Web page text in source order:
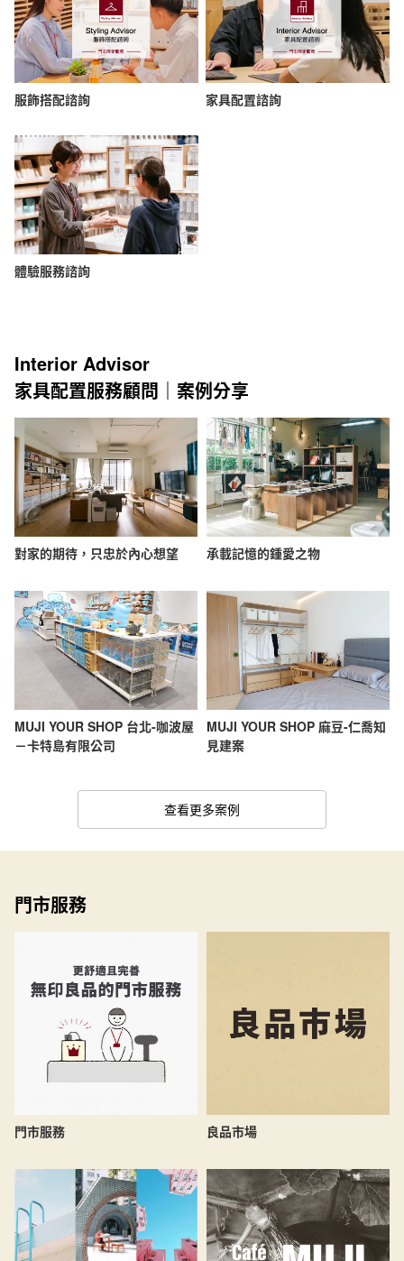
服飾搭配諮詢 家具配置諮詢
體驗服務諮詢
Interior Advisor
家具配置服務顧問｜案例分享
對家的期待，只忠於內心想望 承載記憶的鍾愛之物
MUJI YOUR SHOP 台北-咖波屋
－卡特島有限公司
MUJI YOUR SHOP 麻豆-仁喬知
見建案
查看更多案例
門市服務
門市服務 良品市場